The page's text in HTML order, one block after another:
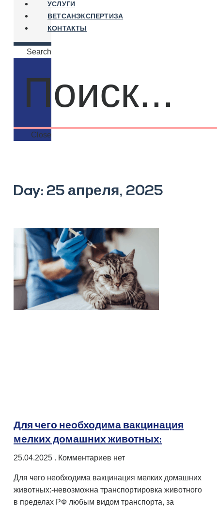
УСЛУГИ
ВЕТСАНЭКСПЕРТИЗА
КОНТАКТЫ
Search
Close
Day: 25 апреля, 2025
Для чего необходима вакцинация
мелких домашних животных:
25.04.2025 Комментариев нет
Для чего необходима вакцинация мелких домашних
животных:-невозможна транспортировка животного
в пределах РФ любым видом транспорта, за